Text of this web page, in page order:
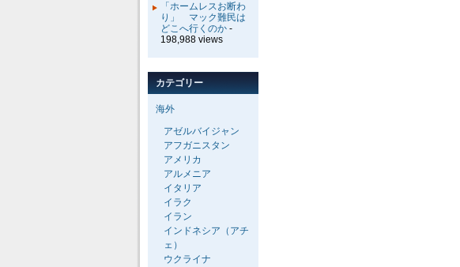
「ホームレスお断わ
り」 マック難民は
どこへ行くのか -
198,988 views
カテゴリー
海外
アゼルバイジャン
アフガニスタン
アメリカ
アルメニア
イタリア
イラク
イラン
インドネシア（アチ
ェ）
ウクライナ